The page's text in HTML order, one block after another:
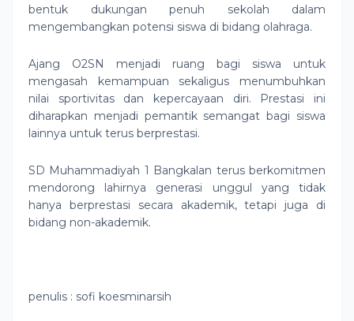
bentuk dukungan penuh sekolah dalam
mengembangkan potensi siswa di bidang olahraga.
Ajang O2SN menjadi ruang bagi siswa untuk
mengasah kemampuan sekaligus menumbuhkan
nilai sportivitas dan kepercayaan diri. Prestasi ini
diharapkan menjadi pemantik semangat bagi siswa
lainnya untuk terus berprestasi.
SD Muhammadiyah 1 Bangkalan terus berkomitmen
mendorong lahirnya generasi unggul yang tidak
hanya berprestasi secara akademik, tetapi juga di
bidang non-akademik.
penulis : sofi koesminarsih